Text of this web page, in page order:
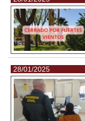
28/01/2025